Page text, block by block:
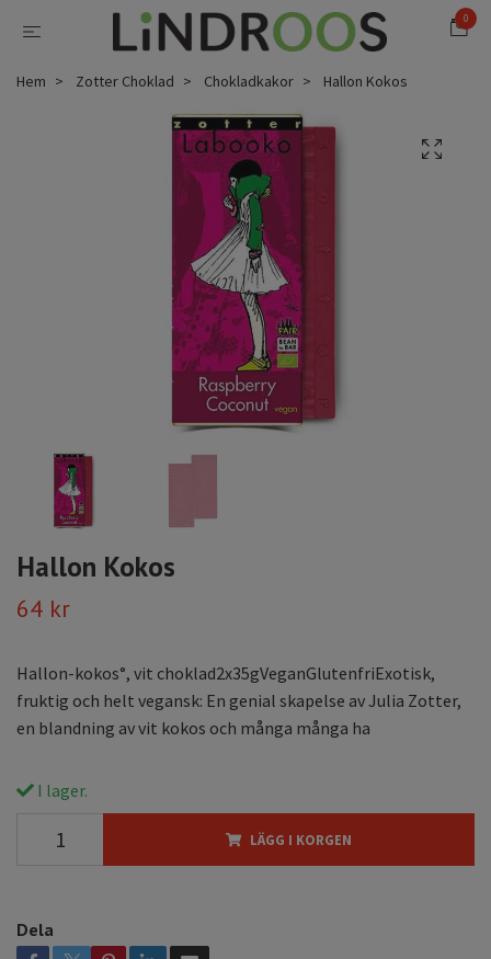
0
Hem Zotter Choklad Chokladkakor Hallon Kokos
Hallon Kokos
64 kr
Hallon-kokos°, vit choklad2x35gVeganGlutenfriExotisk,
fruktig och helt vegansk: En genial skapelse av Julia Zotter,
en blandning av vit kokos och många många ha
I lager.
LÄGG I KORGEN
Dela